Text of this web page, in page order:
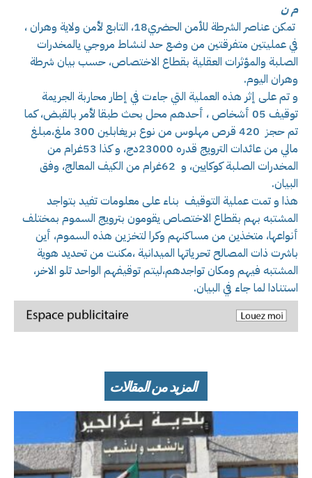
م ن
تمكن عناصر الشرطة للأمن الحضري18، التابع لأمن ولاية وهران ،
في عمليتين متفرقتين من وضع حد لنشاط مروجي يالمخدرات
الصلبة والمؤثرات العقلية بقطاع الاختصاص، حسب بيان شرطة
وهران اليوم.
و تم على إثر هذه العملية التي جاءت في إطار محاربة الجريمة
توقيف 05 أشخاص ، أحدهم محل بحث طبقا لأمر بالقبض، كما
تم حجز 420 قرص مهلوس من نوع بريغابلين 300 ملغ،مبلغ
مالي من عائدات الترويج قدره 23000دج، و كذا 53غرام من
المخدرات الصلبة كوكايين، و 62غرام من الكيف المعالج، وفق
البيان.
هذا و تمت عملية التوقيف بناء على معلومات تفيد بتواجد
المشتبه بهم بقطاع الاختصاص يقومون بترويج السموم بمختلف
أنواعها، متخذين من مساكنهم وكرا لتخزين هذه السموم، أين
باشرت ذات المصالح تحرياتها الميدانية ،مكنت من تحديد هوية
المشتبه فيهم ومكان تواجدهم،ليتم توقيفهم الواحد تلو الاخر،
استنادا لما جاء في البيان.
المزيد من المقالات